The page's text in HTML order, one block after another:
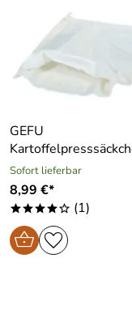
GEFU
Sofort lieferbar
8,99 €*
****o (1)